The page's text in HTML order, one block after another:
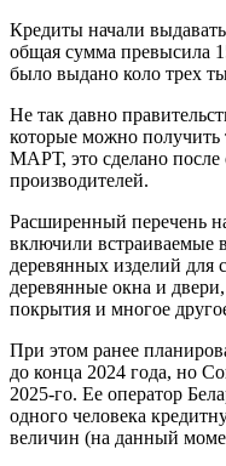
Кредиты начали
общая сумма превысила
было выдано коло трех
Не так давно
которые можно получить
МАРТ, это сделано после
производителей.
Расширенный перечень
включили встраиваемые
деревянных изделий для
деревянные окна и
покрытия и многое
При этом ранее
до конца 2024 года, но
2025-го. Ее оператор
одного человека
величин (на данный